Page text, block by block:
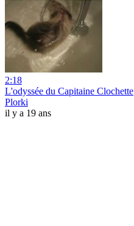
2:18
L'odyssée du Capitaine Clochette
Plorki
il y a 19 ans